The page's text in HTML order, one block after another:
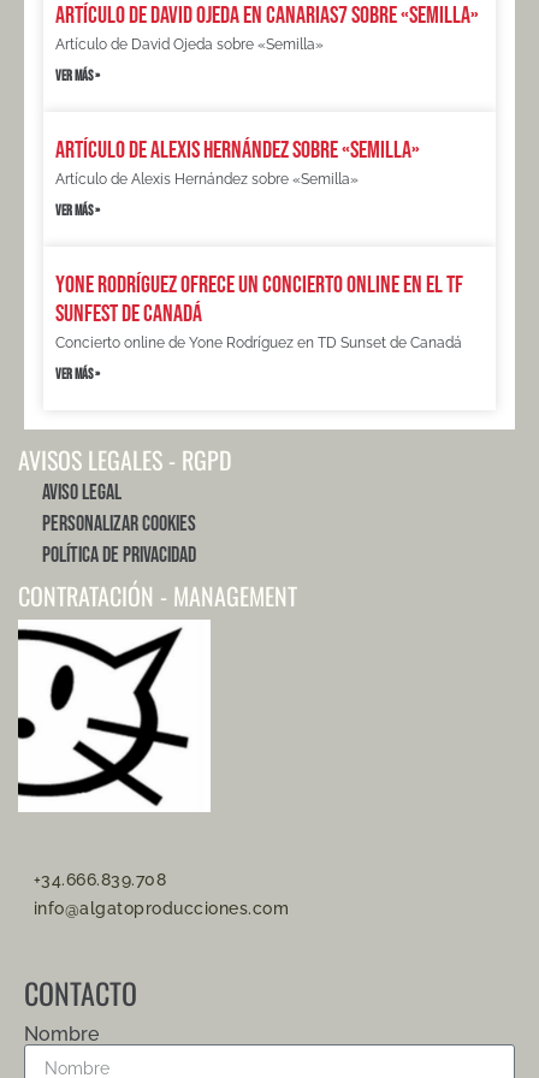
Artículo de David Ojeda en Canarias7 sobre «Semilla»
Artículo de David Ojeda sobre «Semilla»
VER MÁS »
Artículo de Alexis Hernández sobre «Semilla»
Artículo de Alexis Hernández sobre «Semilla»
VER MÁS »
Yone Rodríguez ofrece un concierto online en el TF
Sunfest de Canadá
Concierto online de Yone Rodríguez en TD Sunset de Canadá
VER MÁS »
CONTACTO
Nombre
AVISOS LEGALES - RGPD
Aviso Legal
Personalizar Cookies
Política de Privacidad
CONTRATACIÓN - MANAGEMENT
+34.666.839.708
info@algatoproducciones.com